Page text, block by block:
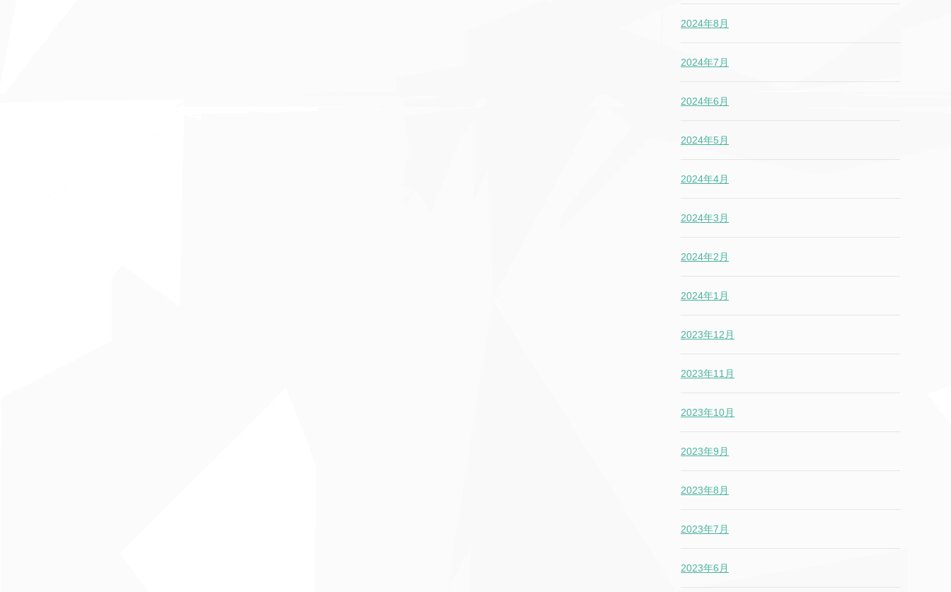
2024年8月
2024年7月
2024年6月
2024年5月
2024年4月
2024年3月
2024年2月
2024年1月
2023年12月
2023年11月
2023年10月
2023年9月
2023年8月
2023年7月
2023年6月